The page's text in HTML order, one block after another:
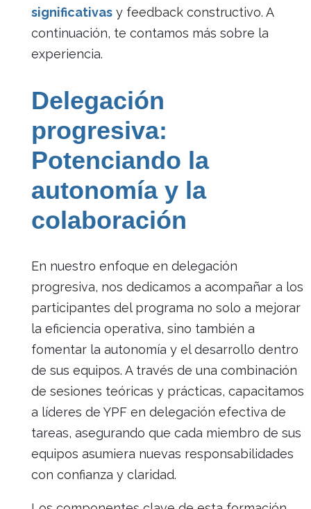
significativasy feedback constructivo. A
continuación, te contamos más sobre la
experiencia.
Delegación
progresiva:
Potenciando la
autonomía y la
colaboración
En nuestro enfoque en delegación
progresiva, nos dedicamos a acompañar a los
participantes del programa no solo a mejorar
la eficiencia operativa, sino también a
fomentar la autonomía y el desarrollo dentro
de sus equipos. A través de una combinación
de sesiones teóricas y prácticas, capacitamos
a líderes de YPF en delegación efectiva de
tareas, asegurando que cada miembro de sus
equipos asumiera nuevas responsabilidades
con confianza y claridad.